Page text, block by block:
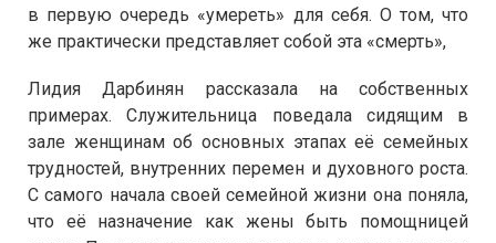
в первую очередь «умереть» для себя. О том, что
же практически представляет собой эта «смерть»,
Лидия Дарбинян рассказала на собственных
примерах. Служительница поведала сидящим в
зале женщинам об основных этапах её семейных
трудностей, внутренних перемен и духовного роста.
С самого начала своей семейной жизни она поняла,
что её назначение как жены быть помощницей